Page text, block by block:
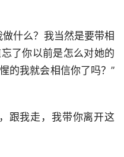
什么？我当然是要带相
了你以前是怎么对她的
的我就会相信你了吗？”
跟我走，我带你离开这